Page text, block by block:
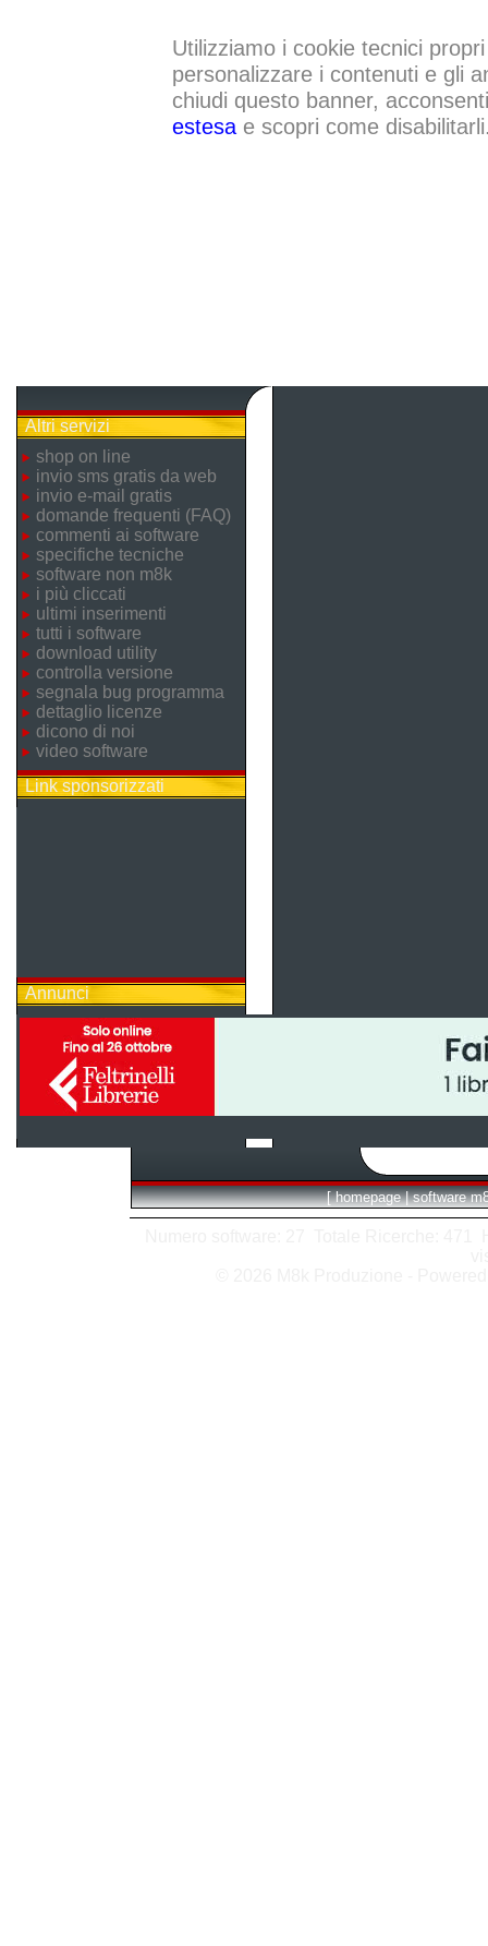
Utilizziamo i cookie tecnici
personalizzare i contenuti e gli
chiudi questo banner,
estesae scopri come
Altri servizi
shop on line
invio sms gratis da web
invio e-mail gratis
domande frequenti (FAQ)
commenti ai software
specifiche tecniche
software non m8k
i più cliccati
ultimi inserimenti
tutti i software
download utility
controlla versione
segnala bug programma
dettaglio licenze
dicono di noi
video software
Link sponsorizzati
Annunci
[ homepage | software